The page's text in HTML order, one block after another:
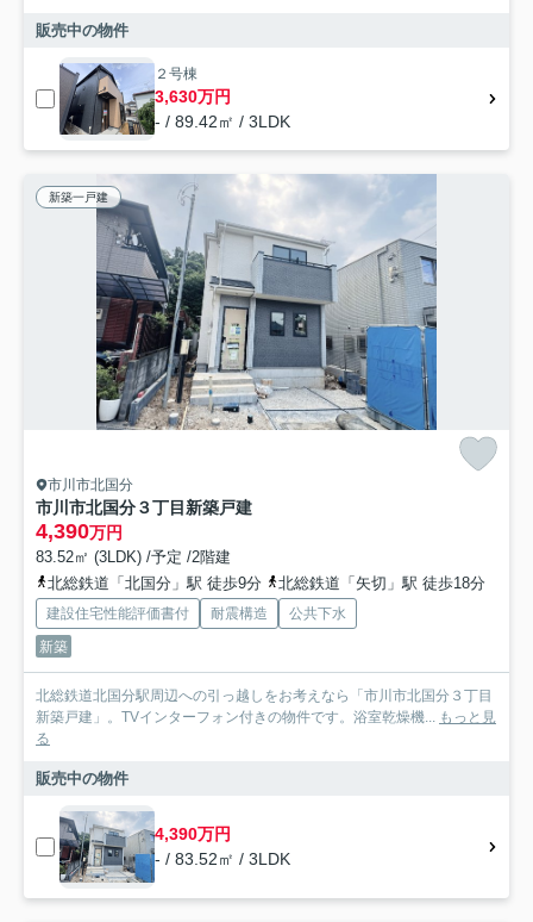
販売中の物件
２号棟
3,630万円
- / 89.42㎡ / 3LDK
新築一戸建
市川市北国分
市川市北国分３丁目新築戸建
4,390万円
83.52㎡ (3LDK) /予定 /2階建
北総鉄道「北国分」駅 徒歩9分
北総鉄道「矢切」駅 徒歩18分
建設住宅性能評価書付 耐震構造
公共下水
新築
北総鉄道北国分駅周辺への引っ越しをお考えなら「市川市北国分３丁目
新築戸建」。TVインターフォン付きの物件です。浴室乾燥機... もっと見
る
販売中の物件
4,390万円
- / 83.52㎡ / 3LDK